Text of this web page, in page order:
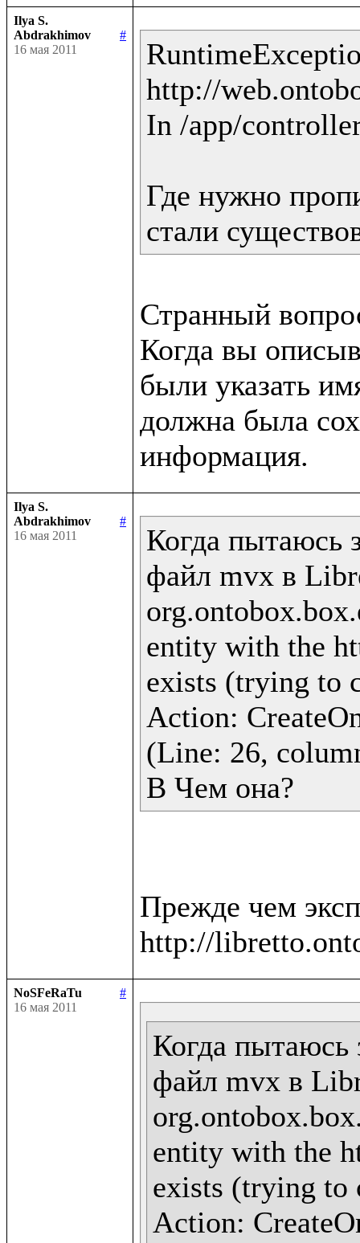
Ilya S.
Abdrakhimov
#
16 мая 2011
http://
In /app/
Где нужно
стали
Странный
Когда вы
были указать
должна была
Ilya S.
Abdrakhimov
#
16 мая 2011
Когда пытаюсь
файл mvx в
entity with the
exists (trying to
Action:
(Line: 26,
В Чем она?
Прежде чем
NoSFeRaTu
#
16 мая 2011
Когда пытаюсь
файл mvx в
entity with the
exists (trying to
Action: